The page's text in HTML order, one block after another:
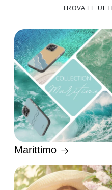
TROVA LE
Marittimo